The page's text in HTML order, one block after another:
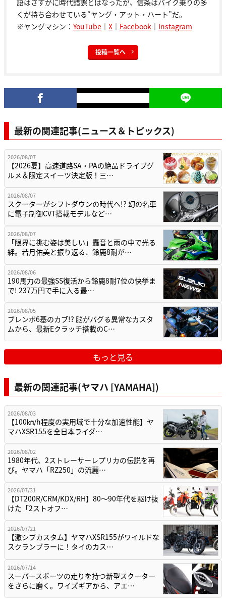
語はさすがに時代錯誤とはなったが、信条はバイク乗りの多
くが持ち合わせている“ヤング・アット・ハート”だ。
※ヤングマシン： YouTube ｜ X ｜ Facebook ｜ Instagram
投稿一覧へ
最新の関連記事(ニュース＆トピックス)
2026/08/07
【2026夏】高速道路SA・PAの絶品ドライブグ
ルメ＆限定スイーツ決定版！三…
2026/08/07
スクーターがシフトダウンの時代へ!? 幻の名車
に電子制御CVT搭載モデルなど…
2026/08/07
「限界に挑む姿は美しい」轟音と雨の中で光る
絆。若月佑美と振り返る、鈴鹿8耐が…
2026/08/06
190馬力の最強SS復活から鈴鹿8耐7位の快挙ま
で! 237万円で手に入る最…
2026/08/05
ブレンボ6基のカブ!? 脳がバグる異常なカスタ
ムから、最新Eクラッチ搭載のC…
もっと見る
最新の関連記事(ヤマハ [YAMAHA])
2026/08/03
【100㎞/h程度の実用域で十分な加速性能】ヤ
マハXSR155を全日本ライダ…
2026/08/02
1980年代、2ストレーサーレプリカの伝説を再
び。ヤマハ「RZ250」の流麗…
2026/07/31
【DT200R/CRM/KDX/RH】80〜90年代を駆け抜
けた「2ストオフ…
2026/07/21
【激シブカスタム】ヤマハXSR155がワイルドな
スクランブラーに！タイのカス…
2026/07/14
スーパースポーツの走りを持つ新型スクーター
をさらに磨く。ワイズギアから、アエ…